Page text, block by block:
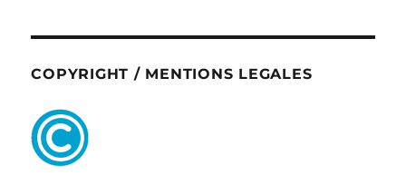
COPYRIGHT / MENTIONS LEGALES